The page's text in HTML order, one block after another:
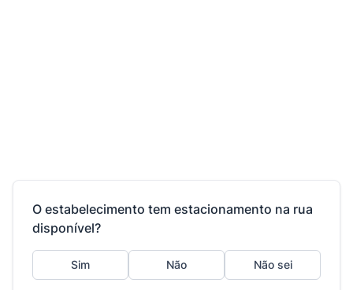
O estabelecimento tem estacionamento na rua
disponível?
Sim Não Não sei